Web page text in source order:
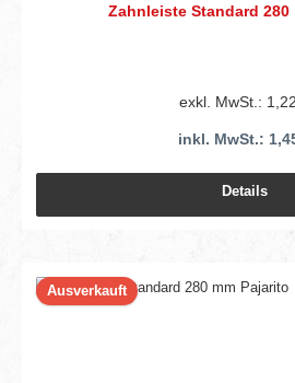
Zahnleiste Standard 280
exkl. MwSt.:
inkl. MwSt.:
Details
Ausverkauft